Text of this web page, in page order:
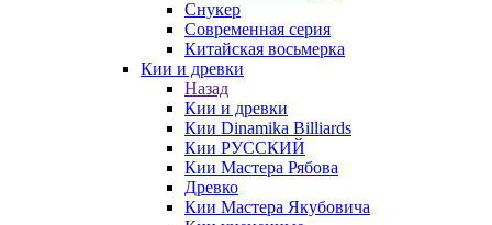
Снукер
Современная серия
Китайская восьмерка
Кии и древки
Назад
Кии и древки
Кии Dinamika Billiards
Кии РУССКИЙ
Кии Мастера Рябова
Древко
Кии Мастера Якубовича